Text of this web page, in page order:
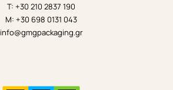
T: +30 210 2837 190
M: +30 698 0131 043
info@gmgpackaging.gr